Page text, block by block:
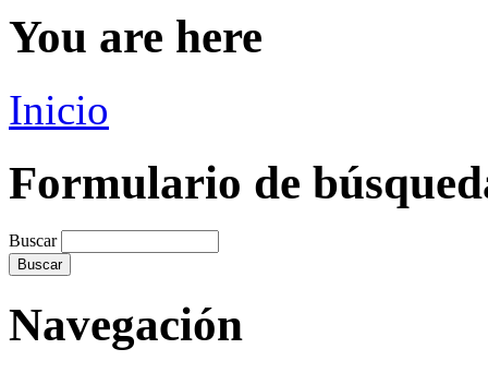
You are here
Inicio
Formulario de
Buscar
Navegación